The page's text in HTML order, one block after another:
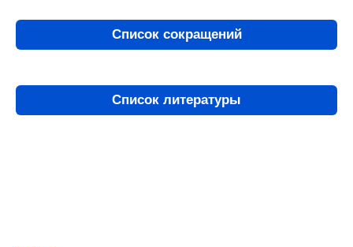
Список сокращений
Список литературы